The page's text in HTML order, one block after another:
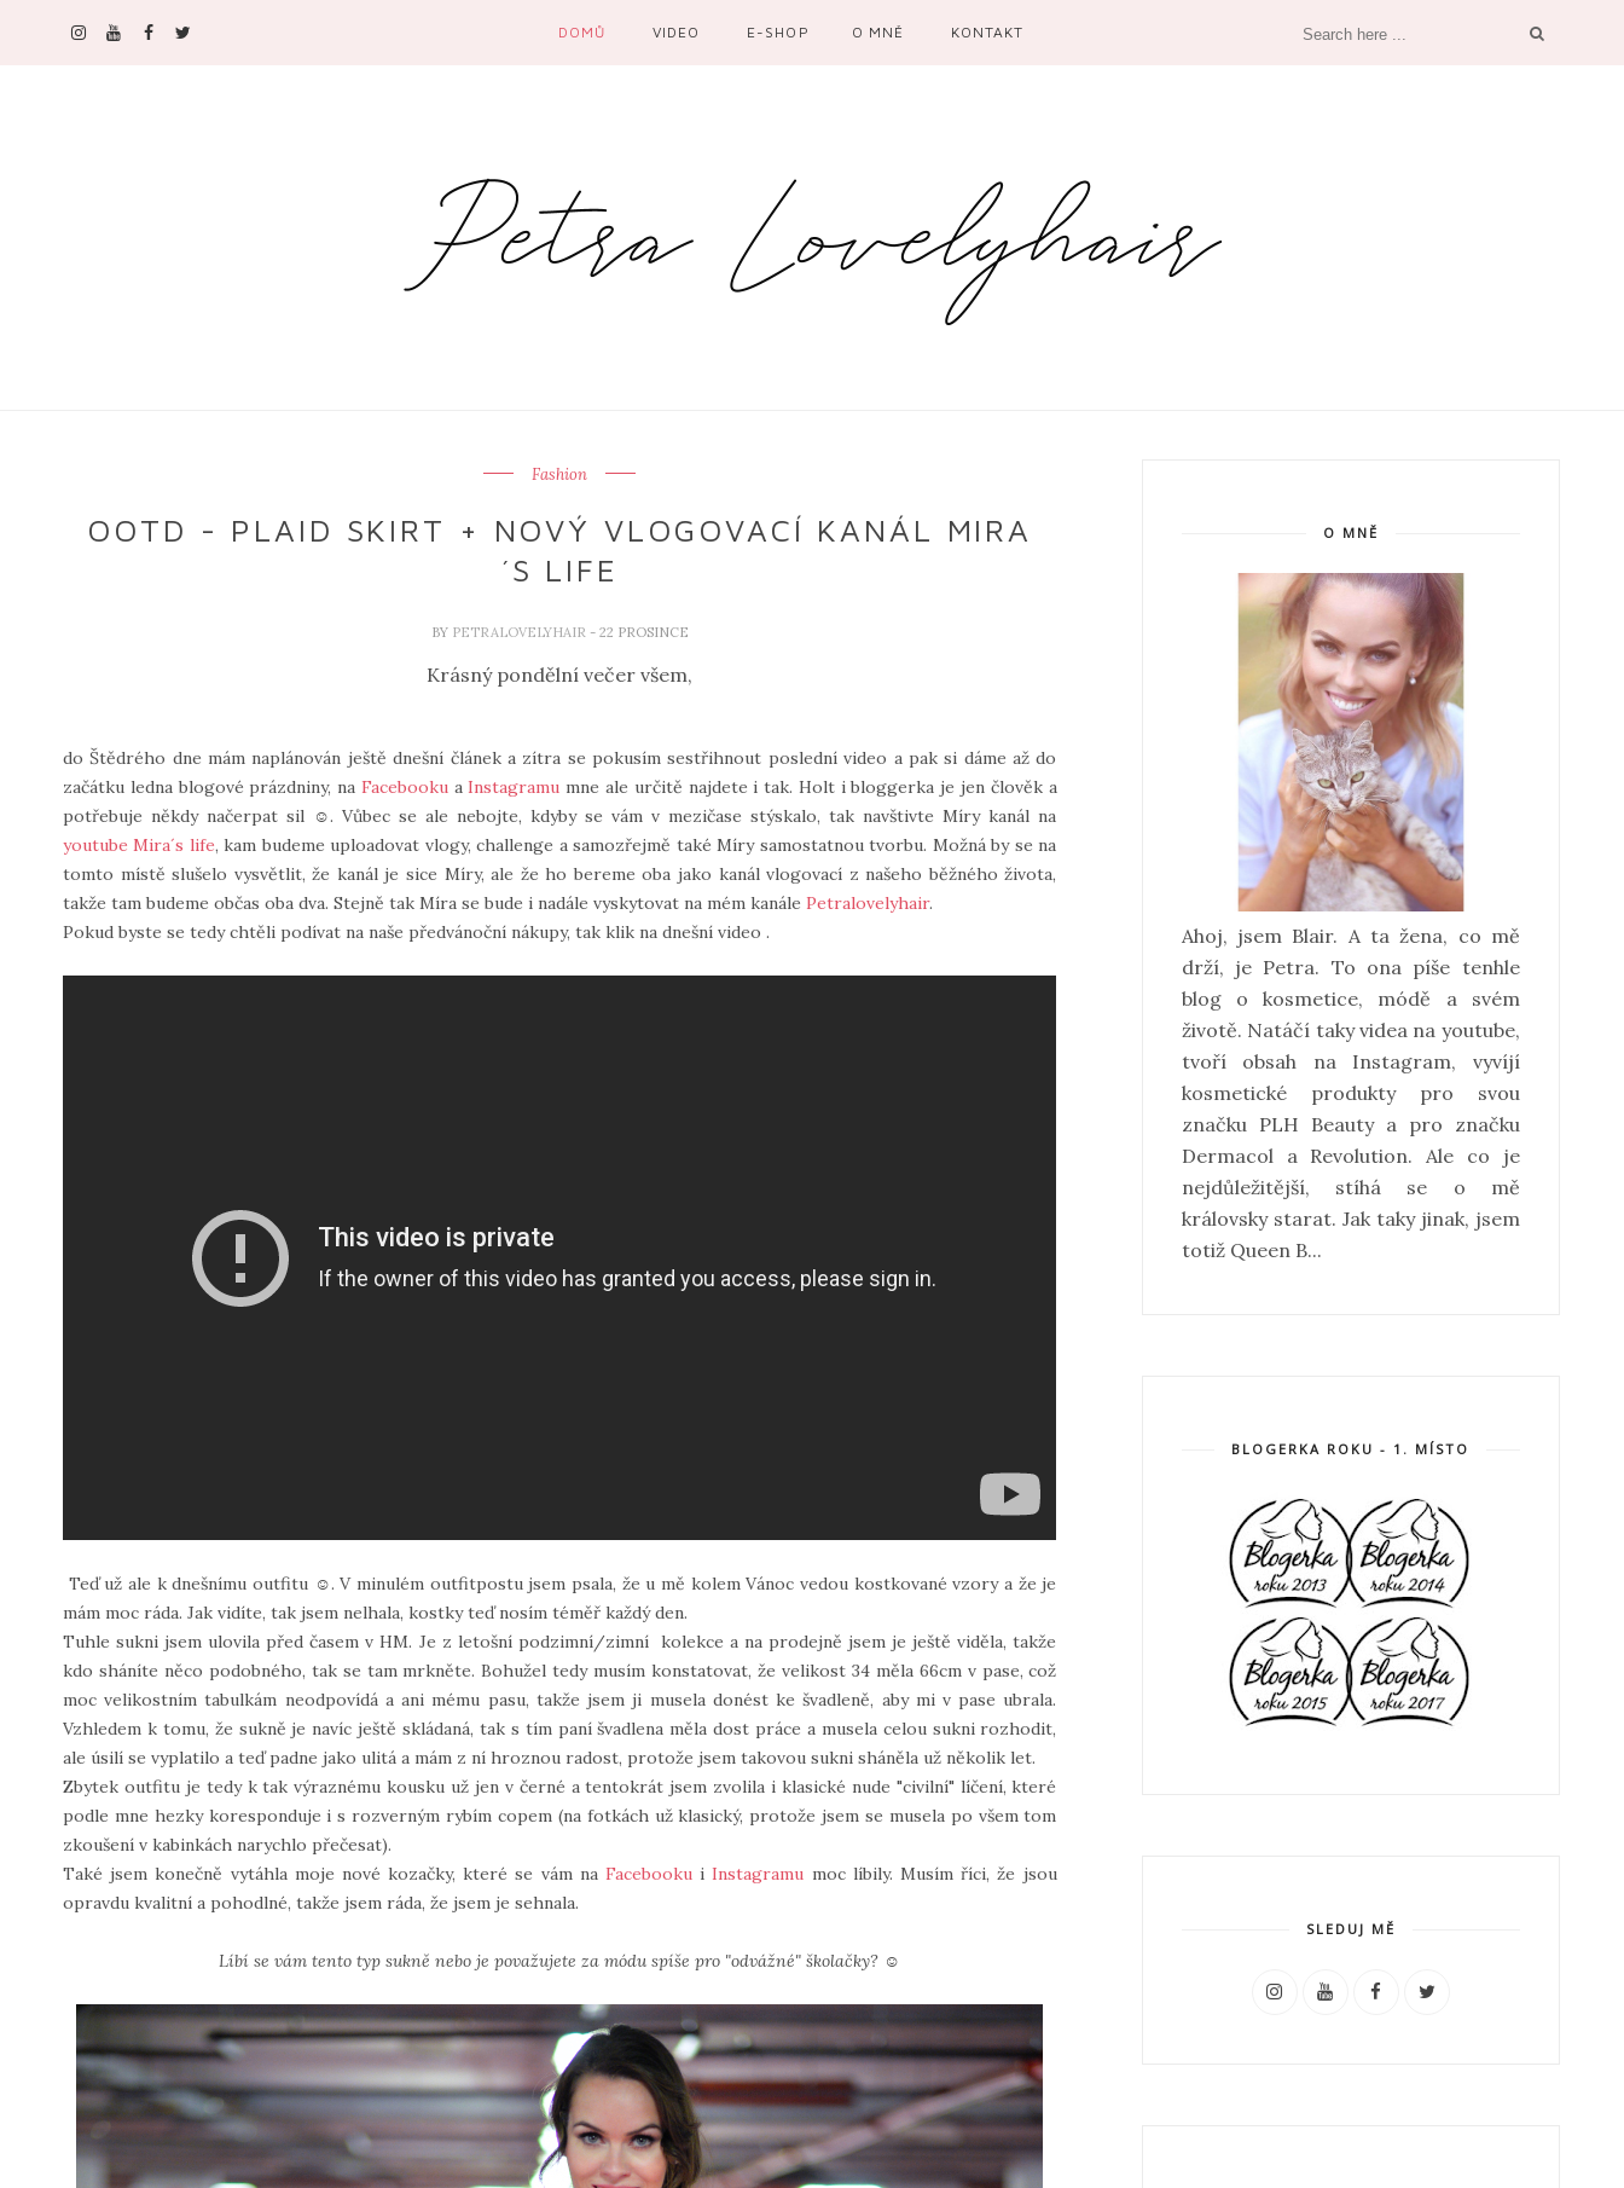
DOMŮ VIDEO E-SHOP O MNĚ KONTAKT
Fashion
OOTD - PLAID SKIRT + NOVÝ VLOGOVACÍ KANÁL MIRA
´S LIFE
BY PETRALOVELYHAIR - 22 PROSINCE
Krásný pondělní večer všem,
do Štědrého dne mám naplánován ještě dnešní článek a zítra se pokusím sestřihnout poslední video a pak si dáme až do
začátku ledna blogové prázdniny, na FacebookuaInstagramu mne ale určitě najdete i tak. Holt i bloggerka je jen člověk a
potřebuje někdy načerpat sil ☺. Vůbec se ale nebojte, kdyby se vám v mezičase stýskalo, tak navštivte Míry kanál na
youtube Mira´s life, kam budeme uploadovat vlogy, challenge a samozřejmě také Míry samostatnou tvorbu. Možná by se na
tomto místě slušelo vysvětlit, že kanál je sice Míry, ale že ho bereme oba jako kanál vlogovací z našeho běžného života,
takže tam budeme občas oba dva. Stejně tak Míra se bude i nadále vyskytovat na mém kanále Petralovelyhair.
Pokud byste se tedy chtěli podívat na naše předvánoční nákupy, tak klik na dnešní video .
Teď už ale k dnešnímu outfitu ☺. V minulém outfitpostu jsem psala, že u mě kolem Vánoc vedou kostkované vzory a že je
mám moc ráda. Jak vidíte, tak jsem nelhala, kostky teď nosím téměř každý den.
Tuhle sukni jsem ulovila před časem v HM. Je z letošní podzimní/zimní kolekce a na prodejně jsem je ještě viděla, takže
kdo sháníte něco podobného, tak se tam mrkněte. Bohužel tedy musím konstatovat, že velikost 34 měla 66cm v pase, což
moc velikostním tabulkám neodpovídá a ani mému pasu, takže jsem ji musela donést ke švadleně, aby mi v pase ubrala.
Vzhledem k tomu, že sukně je navíc ještě skládaná, tak s tím paní švadlena měla dost práce a musela celou sukni rozhodit,
ale úsilí se vyplatilo a teď padne jako ulitá a mám z ní hroznou radost, protože jsem takovou sukni sháněla už několik let.
Zbytek outfitu je tedy k tak výraznému kousku už jen v černé a tentokrát jsem zvolila i klasické nude "civilní" líčení, které
podle mne hezky koresponduje i s rozverným rybím copem (na fotkách už klasický, protože jsem se musela po všem tom
zkoušení v kabinkách narychlo přečesat).
Také jsem konečně vytáhla moje nové kozačky, které se vám naFacebooku iInstagramu moc líbily. Musím říci, že jsou
opravdu kvalitní a pohodlné, takže jsem ráda, že jsem je sehnala.
Líbí se vám tento typ sukně nebo je považujete za módu spíše pro "odvážné" školačky? ☺
O MNĚ
Ahoj, jsem Blair. A ta žena, co mě
drží, je Petra. To ona píše tenhle
blog o kosmetice, módě a svém
životě. Natáčí taky videa na youtube,
tvoří obsah na Instagram, vyvíjí
kosmetické produkty pro svou
značku PLH Beauty a pro značku
Dermacol a Revolution. Ale co je
nejdůležitější, stíhá se o mě
královsky starat. Jak taky jinak, jsem
totiž Queen B...
BLOGERKA ROKU - 1. MÍSTO
SLEDUJ MĚ